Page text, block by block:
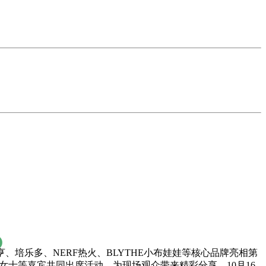
培乐多、NERF热火、BLYTHE小布娃娃等核心品牌亮相第